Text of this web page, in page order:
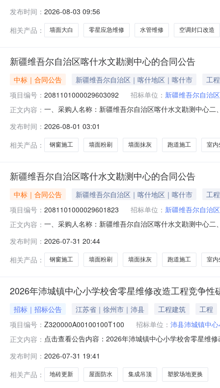
发布时间： 2026-08-03 09:56
相关产品：
墙面大白 零星应急维修 水管维修 空调封口改造
新疆维吾尔自治区喀什水文勘测中心的合同公告
中标｜合同公告 新疆维吾尔自治区｜喀什地区｜喀什市
工
项目编号： 2081101000029603092 招标单位： 新疆维吾尔自治
正文内容： 一、采购人名称：新疆维吾尔自治区喀什水文勘测中心
粉刷彩钢方钢跑道施工钢铁结构铺瓷砖贴瓷砖塑钢窗施
发布时间： 2026-08-01 03:01
相关产品：
钢窗施工 墙面粉刷 墙面抹灰 跑道施工 室内
新疆维吾尔自治区喀什水文勘测中心的合同公告
中标｜合同公告 新疆维吾尔自治区｜喀什地区｜喀什市
工
项目编号： 2081101000029601823 招标单位： 新疆维吾尔自治
正文内容： 一、采购人名称：新疆维吾尔自治区喀什水文勘测中心
粉刷彩钢方钢跑道施工钢铁结构铺瓷砖贴瓷砖塑钢窗施
发布时间： 2026-07-31 20:44
相关产品：
钢窗施工 墙面粉刷 墙面抹灰 跑道施工 室内
2026年沛城镇中心小学校舍零星维修改造工程竞争性
招标｜招标公告 江苏省｜徐州市｜沛县 工程建筑
工程
项目编号： Z320000A00100100T100 招标单位： 沛县沛城镇中
正文内容： 点击查看公告内容：2026年沛城镇中心小学校舍零星维
发布时间： 2026-07-31 19:41
相关产品：
地砖更新 屋面防水 集成吊顶 塑胶场地更换